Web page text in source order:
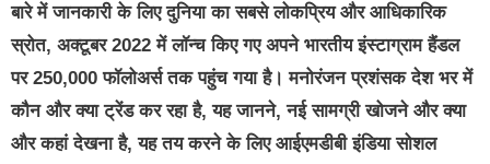
बारे में जानकारी के लिए दुनिया का सबसे लोकप्रिय और आधिकारिक
स्रोत, अक्टूबर 2022 में लॉन्च किए गए अपने भारतीय इंस्टाग्राम हैंडल
पर 250,000 फॉलोअर्स तक पहुंच गया है। मनोरंजन प्रशंसक देश भर में
कौन और क्या ट्रेंड कर रहा है, यह जानने, नई सामग्री खोजने और क्या
और कहां देखना है, यह तय करने के लिए आईएमडीबी इंडिया सोशल